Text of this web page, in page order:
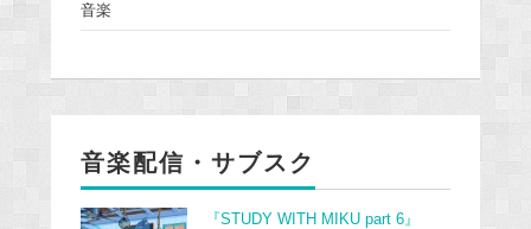
音楽
音楽配信・サブスク
『STUDY WITH MIKU part 6』